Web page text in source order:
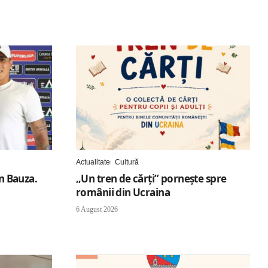
Bauza.
Actualitate Cultură
„Un tren de cărți” pornește spre
românii din Ucraina
6 August 2026